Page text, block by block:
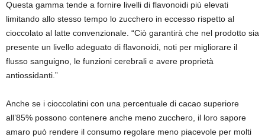
Questa gamma tende a fornire livelli di flavonoidi più elevati
limitando allo stesso tempo lo zucchero in eccesso rispetto al
cioccolato al latte convenzionale. “Ciò garantirà che nel prodotto sia
presente un livello adeguato di flavonoidi, noti per migliorare il
flusso sanguigno, le funzioni cerebrali e avere proprietà
antiossidanti.”
Anche se i cioccolatini con una percentuale di cacao superiore
all’85% possono contenere anche meno zucchero, il loro sapore
amaro può rendere il consumo regolare meno piacevole per molti